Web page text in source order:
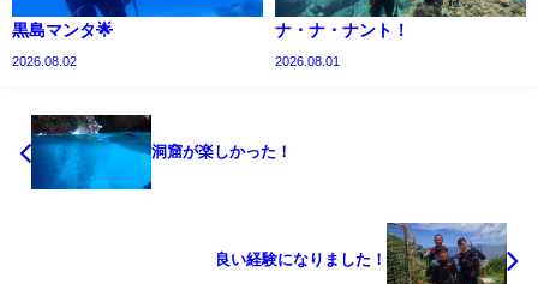
黒島マンタ🌟
2026.08.02
ナ・ナ・ナント！
2026.08.01
洞窟が楽しかった！
良い経験になりました！